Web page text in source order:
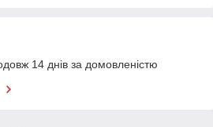
14 днів за домовленістю